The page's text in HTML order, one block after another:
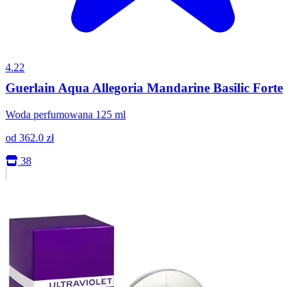
4.22
Guerlain Aqua Allegoria Mandarine Basilic Forte
Woda perfumowana 125 ml
od 362.0 zł
38